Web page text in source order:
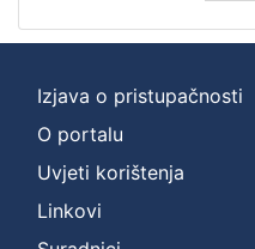
Izjava o pristupačnosti
O portalu
Uvjeti korištenja
Linkovi